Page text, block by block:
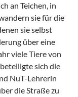
an Teichen, in
sie für die
sie selbst
über eine
viele Tiere von
sich die
NuT-Lehrerin
die Straße zu